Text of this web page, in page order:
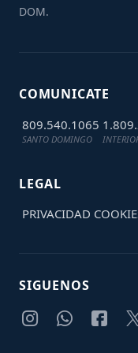
DOM.
COMUNICATE
809.540.1065
SANTO DOMINGO
LEGAL
PRIVACIDAD
SIGUENOS